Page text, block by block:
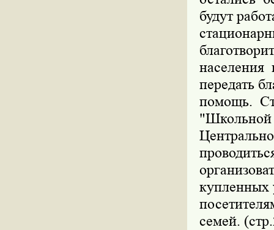
будут
населения
передать
помощь.
купленных
семей.